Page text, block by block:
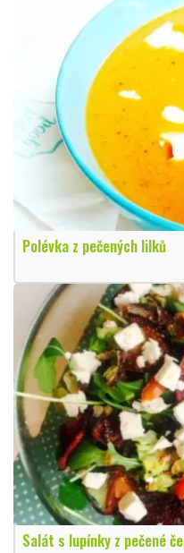
Polévka z pečených lilků
Salát s lupínky z pečené